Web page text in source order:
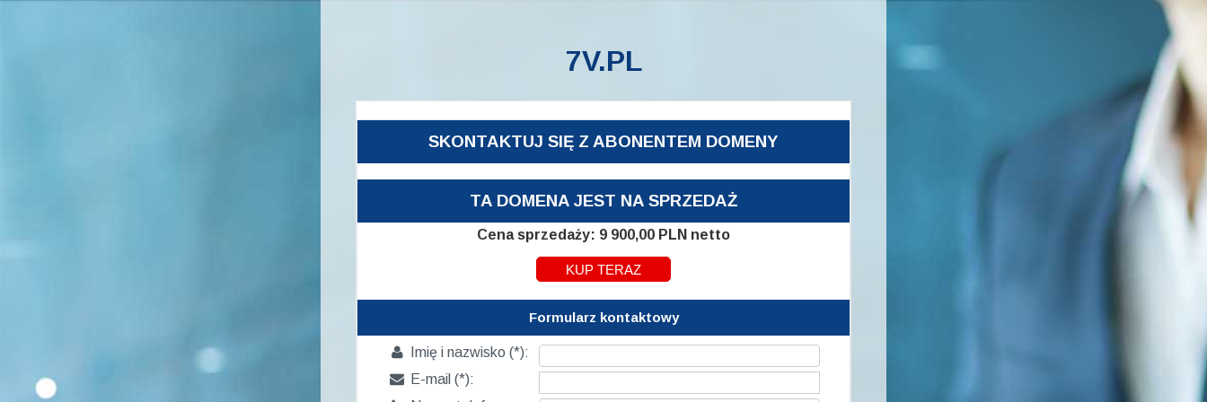
7V.PL
SKONTAKTUJ SIĘ Z ABONENTEM DOMENY
TA DOMENA JEST NA SPRZEDAŻ
Cena sprzedaży: 9 900,00 PLN netto
Formularz kontaktowy
 Imię i nazwisko (*):
 E-mail (*):